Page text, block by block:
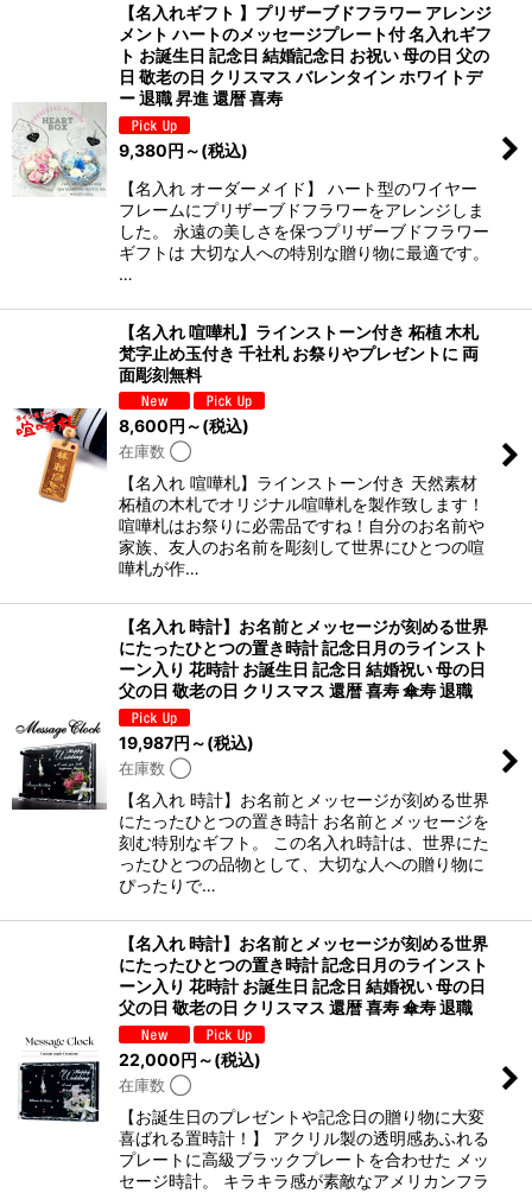
【名入れギフト 】プリザーブドフラワー アレンジ
メント ハートのメッセージプレート付 名入れギフ
ト お誕生日 記念日 結婚記念日 お祝い 母の日 父の
日 敬老の日 クリスマス バレンタイン ホワイトデ
ー 退職 昇進 還暦 喜寿
9,380円 ～(税込)
【名入れ オーダーメイド】 ハート型のワイヤー
フレームにプリザーブドフラワーをアレンジしま
した。 永遠の美しさを保つプリザーブドフラワー
ギフトは 大切な人への特別な贈り物に最適です。
…
【名入れ 喧嘩札】ラインストーン付き 柘植 木札
梵字止め玉付き 千社札 お祭りやプレゼントに 両
面彫刻無料
8,600円 ～(税込)
在庫数 ◯
【名入れ 喧嘩札】ラインストーン付き 天然素材
柘植の木札でオリジナル喧嘩札を製作致します！
喧嘩札はお祭りに必需品ですね！自分のお名前や
家族、友人のお名前を彫刻して世界にひとつの喧
嘩札が作…
【名入れ 時計】お名前とメッセージが刻める世界
にたったひとつの置き時計 記念日月のラインスト
ーン入り 花時計 お誕生日 記念日 結婚祝い 母の日
父の日 敬老の日 クリスマス 還暦 喜寿 傘寿 退職
19,987円 ～(税込)
在庫数 ◯
【名入れ 時計】お名前とメッセージが刻める世界
にたったひとつの置き時計 お名前とメッセージを
刻む特別なギフト。 この名入れ時計は、世界にた
ったひとつの品物として、大切な人への贈り物に
ぴったりで…
【名入れ 時計】お名前とメッセージが刻める世界
にたったひとつの置き時計 記念日月のラインスト
ーン入り 花時計 お誕生日 記念日 結婚祝い 母の日
父の日 敬老の日 クリスマス 還暦 喜寿 傘寿 退職
22,000円 ～(税込)
在庫数 ◯
【お誕生日のプレゼントや記念日の贈り物に大変
喜ばれる置時計！】 アクリル製の透明感あふれる
プレートに高級ブラックプレートを合わせた メッ
セージ時計。 キラキラ感が素敵なアメリカンフラ